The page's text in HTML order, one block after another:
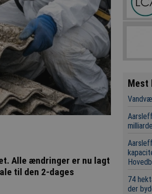
Alle ændringer er nu lagt
til den 2-dages
74
der